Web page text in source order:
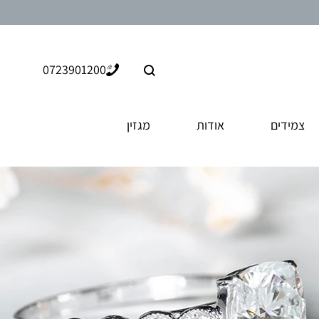
חיפוש 0723901200
צמידים אודות
מגזין